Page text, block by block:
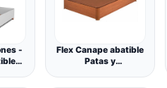
-
Flex Canape abatible
Patas y